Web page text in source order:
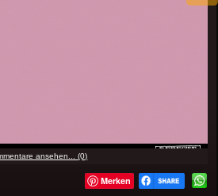
ansehen... (0)
Merken